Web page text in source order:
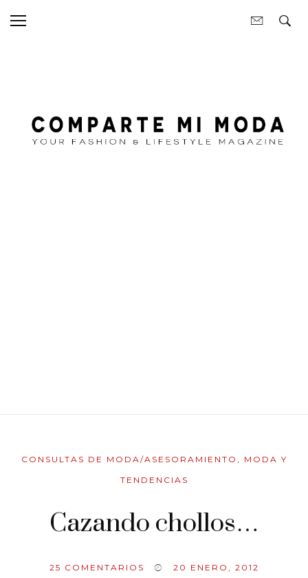
CONSULTAS DE MODA/ASESORAMIENTO , MODA Y
TENDENCIAS
Cazando chollos…
25 COMENTARIOS 20 ENERO, 2012